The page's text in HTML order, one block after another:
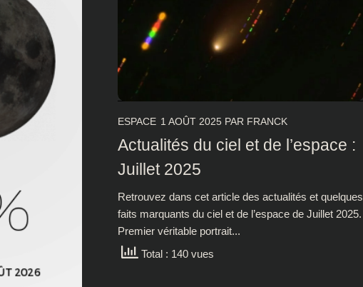
ESPACE 1 AOÛT 2025 PAR FRANCK
Actualités du ciel et de l’espace :
Juillet 2025
Retrouvez dans cet article des actualités et quelques
faits marquants du ciel et de l’espace de Juillet 2025.
Premier véritable portrait...
Total : 140 vues